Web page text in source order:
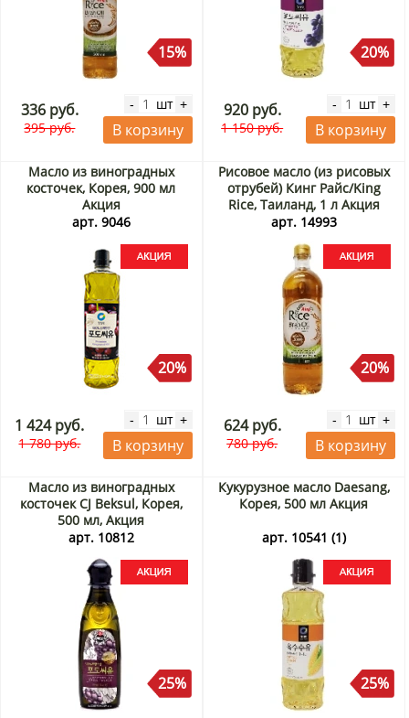
15%
336 руб.
395 руб.
- шт +
В корзину
20%
920 руб.
1 150 руб.
- шт +
В корзину
Масло из виноградных
косточек, Корея, 900 мл
Акция
арт. 9046
20%
1 424 руб.
1 780 руб.
- шт +
В корзину
Рисовое масло (из рисовых
отрубей) Кинг Райс/King
Rice, Таиланд, 1 л Акция
арт. 14993
20%
624 руб.
780 руб.
- шт +
В корзину
Масло из виноградных
косточек CJ Beksul, Корея,
500 мл, Акция
арт. 10812
25%
Кукурузное масло Daesang,
Корея, 500 мл Акция
арт. 10541 (1)
25%